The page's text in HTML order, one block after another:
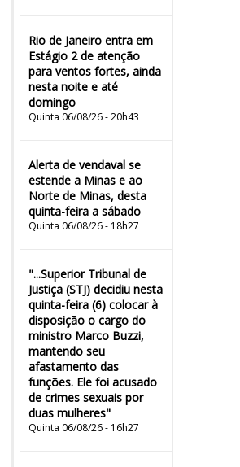
Rio de Janeiro entra em
Estágio 2 de atenção
para ventos fortes, ainda
nesta noite e até
domingo
Quinta 06/08/26 - 20h43
Alerta de vendaval se
estende a Minas e ao
Norte de Minas, desta
quinta-feira a sábado
Quinta 06/08/26 - 18h27
"...Superior Tribunal de
Justiça (STJ) decidiu nesta
quinta-feira (6) colocar à
disposição o cargo do
ministro Marco Buzzi,
mantendo seu
afastamento das
funções. Ele foi acusado
de crimes sexuais por
duas mulheres"
Quinta 06/08/26 - 16h27